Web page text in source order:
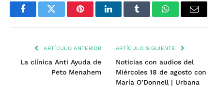
FacebookTwitter PinterestLinkedInTumblr WhatsAppEmail
ARTÍCULO ANTERIOR
La clínica Anti Ayuda de
Peto Menahem
ARTÍCULO SIGUIENTE
Noticias con audios del
Miércoles 18 de agosto con
María O’Donnell | Urbana